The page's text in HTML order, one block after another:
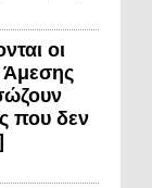
οι
Άμεσης
που δεν